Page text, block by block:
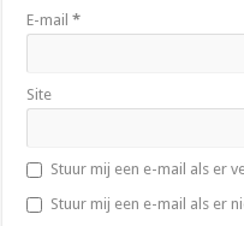
E-mail*
Site
Stuur mij een e-mail als er
Stuur mij een e-mail als er